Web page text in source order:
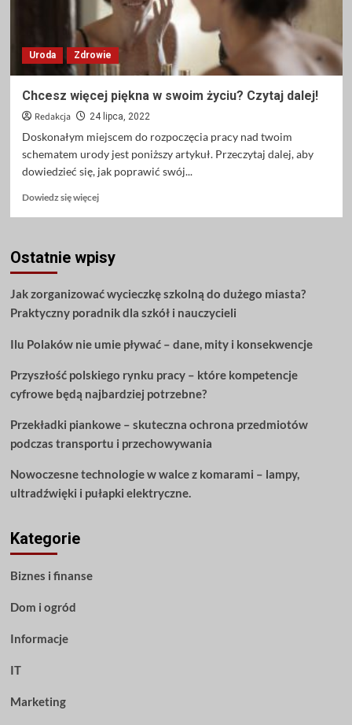
Uroda Zdrowie
Chcesz więcej piękna w swoim życiu? Czytaj dalej!
Redakcja 24 lipca, 2022
Doskonałym miejscem do rozpoczęcia pracy nad twoim
schematem urody jest poniższy artykuł. Przeczytaj dalej, aby
dowiedzieć się, jak poprawić swój...
Dowiedz się więcejDowiedz
Chcesz
więcej
w
swoim
Czytaj
Ostatnie wpisy
Jak zorganizować wycieczkę szkolną do dużego miasta?
Praktyczny poradnik dla szkół i nauczycieli
Ilu Polaków nie umie pływać – dane, mity i konsekwencje
Przyszłość polskiego rynku pracy – które kompetencje
cyfrowe będą najbardziej potrzebne?
Przekładki piankowe – skuteczna ochrona przedmiotów
podczas transportu i przechowywania
Nowoczesne technologie w walce z komarami – lampy,
ultradźwięki i pułapki elektryczne.
Kategorie
Biznes i finanse
Dom i ogród
Informacje
IT
Marketing